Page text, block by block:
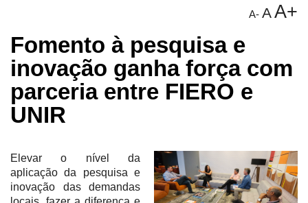
A- AA+
Fomento à pesquisa e
inovação ganha força com
parceria entre FIERO e
UNIR
Elevar o nível da
aplicação da pesquisa e
inovação das demandas